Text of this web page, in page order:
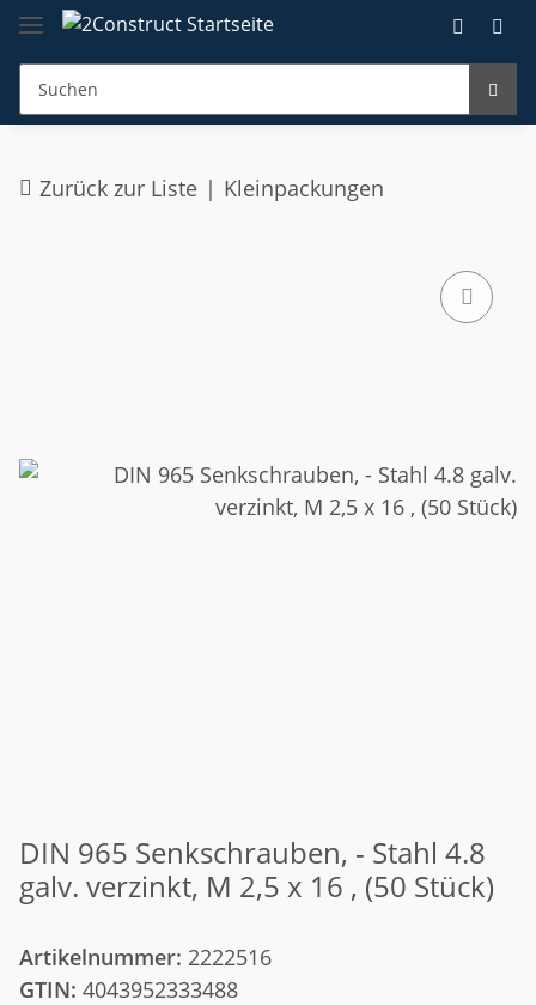
Zurück zur Liste Kleinpackungen
DIN 965 Senkschrauben, - Stahl 4.8
galv. verzinkt, M 2,5 x 16 , (50 Stück)
Artikelnummer: 2222516
GTIN: 4043952333488